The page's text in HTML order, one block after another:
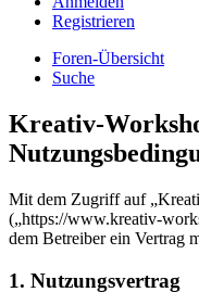
Registrieren
Foren-Übersicht
Suche
Kreativ-
Mit dem Zugriff auf
(„https://www.kreativ-
dem Betreiber ein Vertrag
1. Nutzungsvertrag